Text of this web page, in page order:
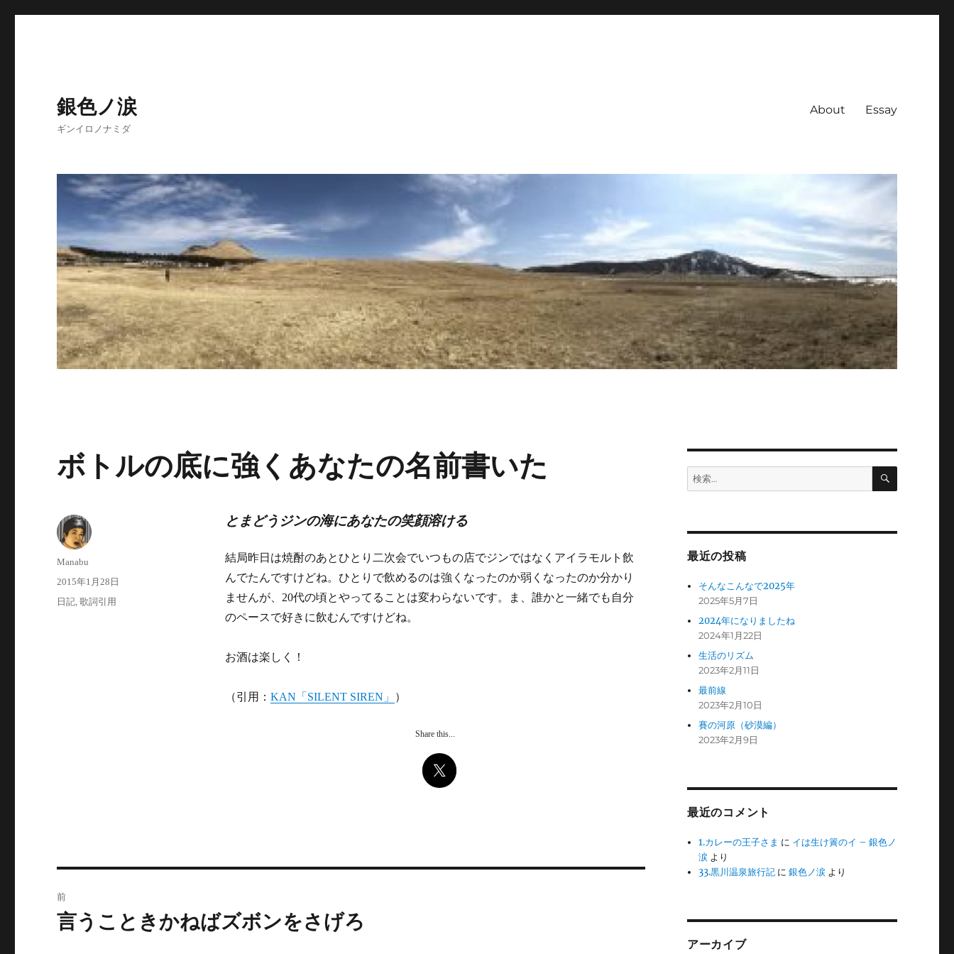
銀色ノ涙
ギンイロノナミダ
About Essay
ボトルの底に強くあなたの名前書いた
とまどうジンの海にあなたの笑顔溶ける
結局昨日は焼酎のあとひとり二次会でいつもの店でジンではなくアイラモルト飲
んでたんですけどね。ひとりで飲めるのは強くなったのか弱くなったのか分かり
ませんが、20代の頃とやってることは変わらないです。ま、誰かと一緒でも自分
のペースで好きに飲むんですけどね。
お酒は楽しく！
（引用： KAN「SILENT SIREN」 ）
Share this...
投
稿
Manabu
投
稿
2015年1月28日
カ
日記,歌詞引用
稿
前
前
言うこときかねばズボンをさげろ
検
索:
検
最近の投稿
そんなこんなで2025年
2025年5月7日
2024年になりましたね
2024年1月22日
生活のリズム
2023年2月11日
最前線
2023年2月10日
賽の河原（砂漠編）
2023年2月9日
最近のコメント
1.カレーの王子さま に イは生け簀のイ – 銀色ノ
涙 より
33.黒川温泉旅行記 に銀色ノ涙 より
アーカイブ